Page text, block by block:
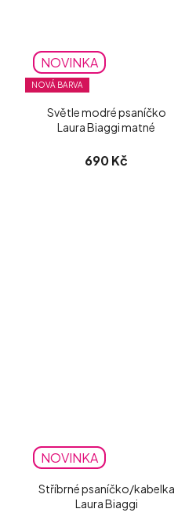
NOVINKA
NOVÁ BARVA
Světle modré psaníčko
Laura Biaggi matné
690 Kč
NOVINKA
Stříbrné psaníčko/kabelka
Laura Biaggi